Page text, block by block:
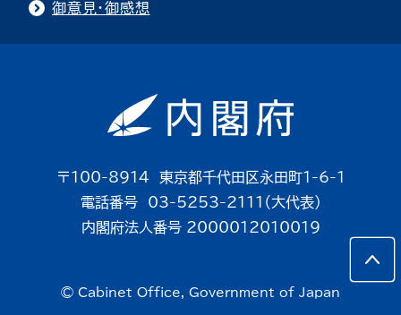
御意見・御感想
〒100-8914 東京都千代田区永田町1-6-1
電話番号 03-5253-2111（大代表）
内閣府法人番号 2000012010019
© Cabinet Office, Government of Japan